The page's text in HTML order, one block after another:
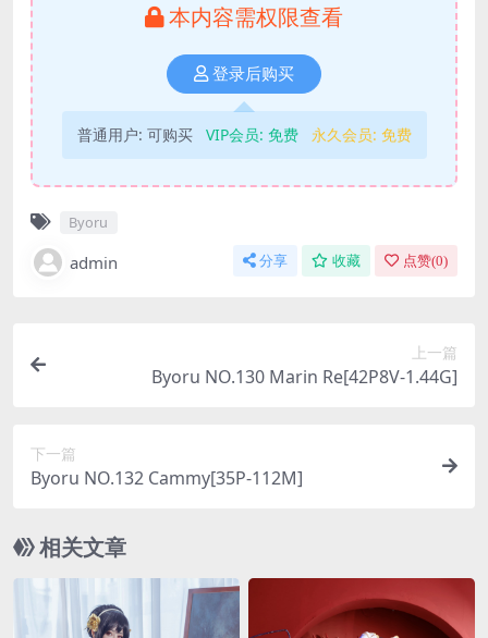
本内容需权限查看
登录后购买
普通用户: 可购买 VIP会员: 免费 永久会员: 免费
Byoru
admin 分享 收藏 点赞(0)
上一篇
Byoru NO.130 Marin Re[42P8V-1.44G]
下一篇
Byoru NO.132 Cammy[35P-112M]
相关文章